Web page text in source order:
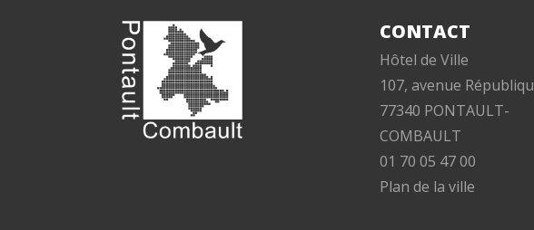
CONTACT
Hôtel de Ville
107, avenue
77340 PONTAULT-
COMBAULT
01 70 05 47 00
Plan de la ville